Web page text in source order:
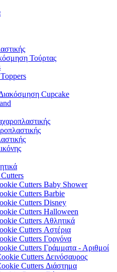
Τούρτας
Cupcake
Cutters Baby Shower
Cutters Barbie
Cutters Disney
Cutters Halloween
Cutters Αθλητικά
Cutters Αστέρια
Cutters Γοργόνα
Cutters Γράμματα - Αριθμοί
Cutters Δεινόσαυρος
Cutters Διάστημα